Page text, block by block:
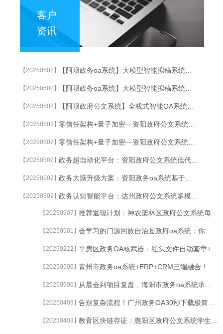
客户
资讯
【20250502】 【阿坝政务oa系统】大模型智能拟稿系统：30秒生成合规红头文件
【20250502】 【阿坝政务oa系统】大模型智能拟稿系统：30秒生成合规红头文件
【20250502】 【阿坝政府公文系统】全栈式智能OA系统重塑跨部门协作生态
【20250502】 零信任架构+量子加密—资阳政府公文系统G端OA系统的终极安全方案
【20250502】 零信任架构+量子加密—资阳政府公文系统G端OA系统的终极安全方案
【20250502】 政务超自动化平台：资阳政府公文系统低代码开发+智能流程挖掘双引擎驱动
【20250502】 政务大脑升级方案：资阳政务oa系统基于知识图谱的智能公文流转系统
【20250502】 政务认知智能平台：达州政府公文系统多模态大模型驱动的智能决策支持系统
【20250507】 推荐返现计划：神农架林区政府公文系统每成功推荐1家企业获万元奖励
【20250501】 会学习的门源回族自治县政府oa系统：你每拒绝1次加班申请，AI就优化排班算法
【20250222】 平房区政务OA核武器：红头文件自动套章+依申请公开智能过滤
【20250506】
【20250506】
【20250409】 告别复杂流程！广州政务OA30秒下载极简免费OA系统
【20250403】